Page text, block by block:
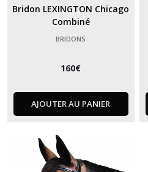
Bridon LEXINGTON Chicago
Combiné
BRIDONS
160€
AJOUTER AU PANIER